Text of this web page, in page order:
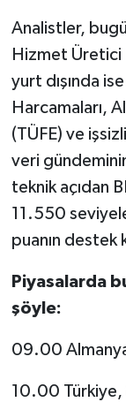
Analistler,
Hizmet Üretici
yurt dışında
Harcamaları,
(TÜFE) ve
veri
teknik açıdan
11.550
puanın
Piyasalarda
şöyle:
09.00
10.00 Türkiye,